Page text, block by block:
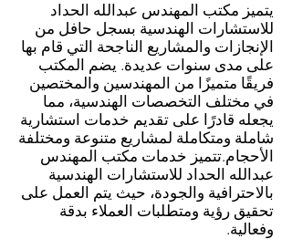
يتميز مكتب المهندس عبدالله الحداد
للاستشارات الهندسية بسجل حافل من
الإنجازات والمشاريع الناجحة التي قام بها
على مدى سنوات عديدة. يضم المكتب
فريقًا متميزًا من المهندسين والمختصين
في مختلف التخصصات الهندسية، مما
يجعله قادرًا على تقديم خدمات استشارية
شاملة ومتكاملة لمشاريع متنوعة ومختلفة
الأحجام.تتميز خدمات مكتب المهندس
عبدالله الحداد للاستشارات الهندسية
بالاحترافية والجودة، حيث يتم العمل على
تحقيق رؤية ومتطلبات العملاء بدقة
وفعالية.